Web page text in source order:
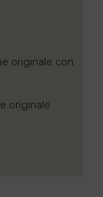
originale con
originale